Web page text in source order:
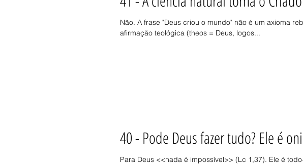
Não. A frase "Deus criou o mundo" não é um axioma
afirmação teológica (theos = Deus, logos...
40 - Pode Deus fazer tudo? Ele é
Para Deus <<nada é impossível>> (Lc 1,37). Ele é